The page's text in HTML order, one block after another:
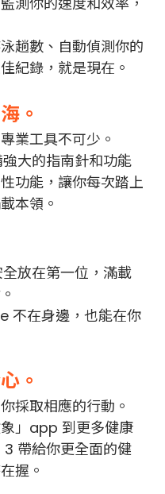
趟數、自動偵測你的
紀錄，就是現在。
。
業工具不可少。
強大的指南針和功能
功能，讓你每次踏上
本領。
放在第一位，滿載
不在身邊，也能在你
。
採取相應的行動。
」app 到更多健康
帶給你更全面的健
握。